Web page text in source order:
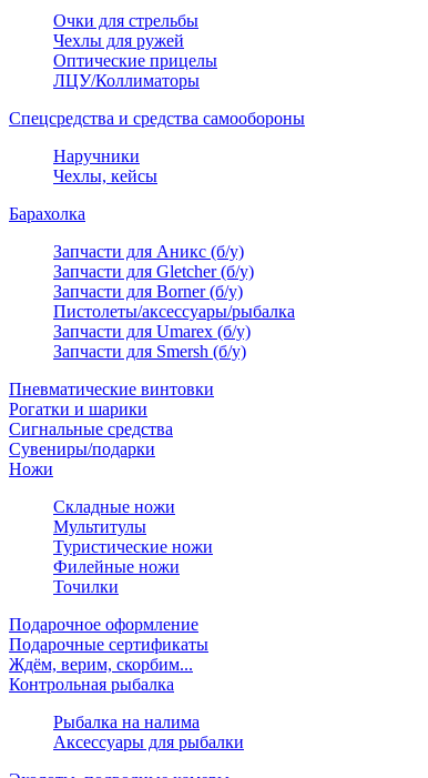
Очки для стрельбы
Чехлы для ружей
Оптические прицелы
ЛЦУ/Коллиматоры
Спецсредства и средства самообороны
Наручники
Чехлы, кейсы
Барахолка
Запчасти для Аникс (б/у)
Запчасти для Gletcher (б/у)
Запчасти для Borner (б/у)
Пистолеты/аксессуары/рыбалка
Запчасти для Umarex (б/у)
Запчасти для Smersh (б/у)
Пневматические винтовки
Рогатки и шарики
Сигнальные средства
Сувениры/подарки
Ножи
Складные ножи
Мультитулы
Туристические ножи
Филейные ножи
Точилки
Подарочное оформление
Подарочные сертификаты
Ждём, верим, скорбим...
Контрольная рыбалка
Рыбалка на налима
Аксессуары для рыбалки